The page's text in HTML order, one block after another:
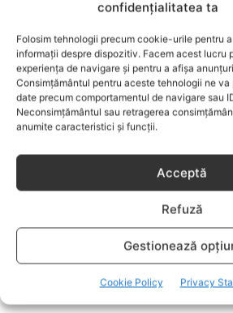
confidențialitatea ta
Folosim tehnologii precum cookie-urile pentru
informații despre dispozitiv. Facem acest lucru
experiența de navigare și pentru a afișa
Consimțământul pentru aceste tehnologii ne va
date precum comportamentul de navigare sau
Neconsimțământul sau retragerea
anumite caracteristici și funcții.
Acceptă
Refuză
Gestionează
Cookie Policy Privacy
concretizandu-se in organizarea de
Evenimente anuale:
Maraton in padurea Baneasa
Parents-Teachers Barbeque
Carnaval de Halloween
Talent Show
Scoala parintilor